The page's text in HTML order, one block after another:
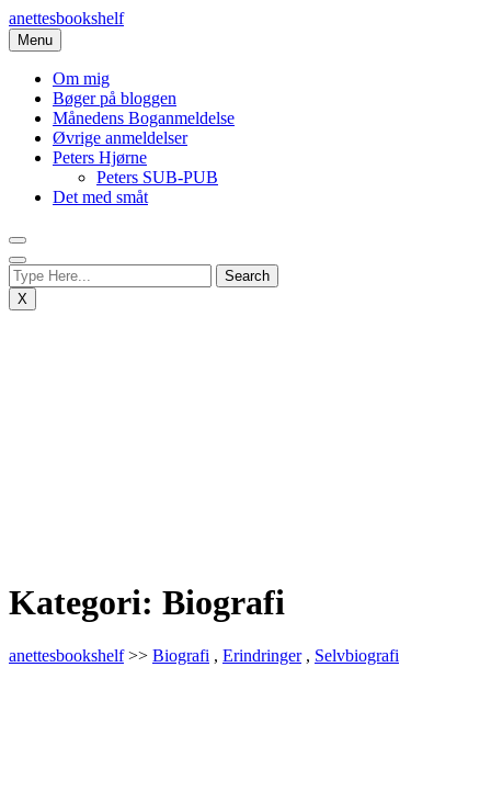
Skip
to
content
anettesbookshelf
Menu
Om mig
Bøger på bloggen
Månedens Boganmeldelse
Øvrige anmeldelser
Peters Hjørne
Peters SUB-PUB
Det med småt
X
Kategori: Biografi
anettesbookshelf>> Biografi , Erindringer, Selvbiografi